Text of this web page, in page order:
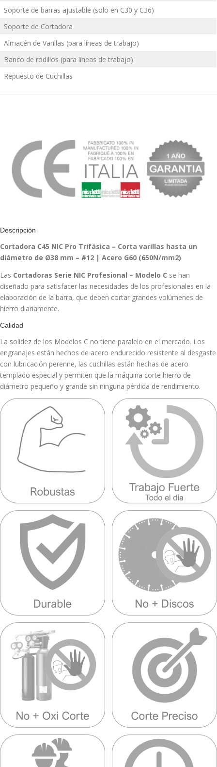
Soporte de barras ajustable (solo en C30 y C36)
Soporte de Cortadora
Almacén de Varillas (para líneas de trabajo)
Banco de rodillos (para líneas de trabajo)
Repuesto de Cuchillas
Descripción
Cortadora C45 NIC Pro Trifásica – Corta varillas hasta un
diámetro de Ø38 mm – #12 | Acero G60 (650N/mm2)
Las Cortadoras Serie NIC Profesional – Modelo C se han
diseñado para satisfacer las necesidades de los profesionales en la
elaboración de la barra, que deben cortar grandes volúmenes de
hierro diariamente.
Calidad
La solidez de los Modelos C no tiene paralelo en el mercado. Los
engranajes están hechos de acero endurecido resistente al desgaste
con lubricación perenne, las cuchillas están hechas de acero
templado especial y permiten que la máquina corte hierro de
diámetro pequeño y grande sin ninguna pérdida de rendimiento.